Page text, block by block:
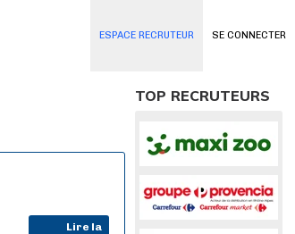
SE CONNECTER
ESPACE RECRUTEUR
Lire la
TOP RECRUTEURS